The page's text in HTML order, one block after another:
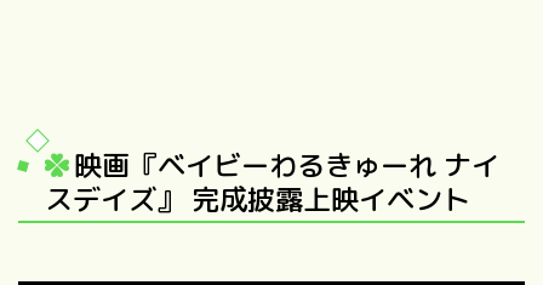
映画『ベイビーわるきゅーれ ナイ
スデイズ』 完成披露上映イベント